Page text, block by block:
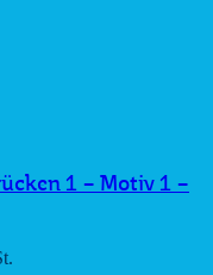
1 – Motiv 1 –